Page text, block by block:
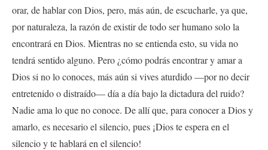
orar, de hablar con Dios, pero, más aún, de escucharle, ya que,
por naturaleza, la razón de existir de todo ser humano solo la
encontrará en Dios. Mientras no se entienda esto, su vida no
tendrá sentido alguno. Pero ¿cómo podrás encontrar y amar a
Dios si no lo conoces, más aún si vives aturdido —por no decir
entretenido o distraído— día a día bajo la dictadura del ruido?
Nadie ama lo que no conoce. De allí que, para conocer a Dios y
amarlo, es necesario el silencio, pues ¡Dios te espera en el
silencio y te hablará en el silencio!